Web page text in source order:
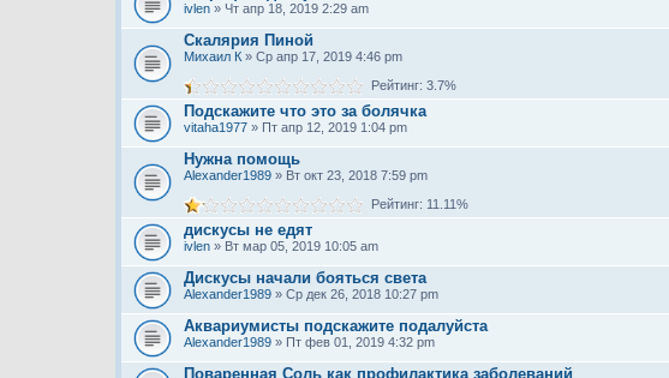
ivlen » Чт апр 18, 2019 2:29 am
Скалярия Пиной
Михаил К » Ср апр 17, 2019 4:46 pm
Рейтинг: 3.7%
Подскажите что это за болячка
vitaha1977 » Пт апр 12, 2019 1:04 pm
Нужна помощь
Alexander1989 » Вт окт 23, 2018 7:59 pm
Рейтинг: 11.11%
дискусы не едят
ivlen » Вт мар 05, 2019 10:05 am
Дискусы начали бояться света
Alexander1989 » Ср дек 26, 2018 10:27 pm
Аквариумисты подскажите подалуйста
Alexander1989 » Пт фев 01, 2019 4:32 pm
Поваренная Соль как профилактика заболеваний